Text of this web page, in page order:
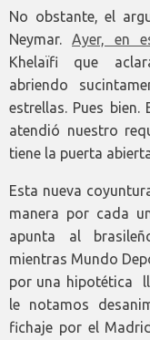
No obstante, el
Neymar. Ayer, en
Khelaïfi que
abriendo
estrellas. Pues bien.
atendió nuestro
tiene la puerta
Esta nueva
manera por cada
apunta al
mientras Mundo
por una hipotética
le notamos
fichaje por el